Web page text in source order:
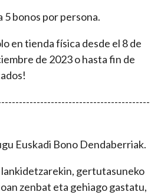
5 bonos por persona.
en tienda física desde el 8 de
de 2023 o hasta fin de
Euskadi Bono Dendaberriak.
gertutasuneko
zenbat eta gehiago gastatu,